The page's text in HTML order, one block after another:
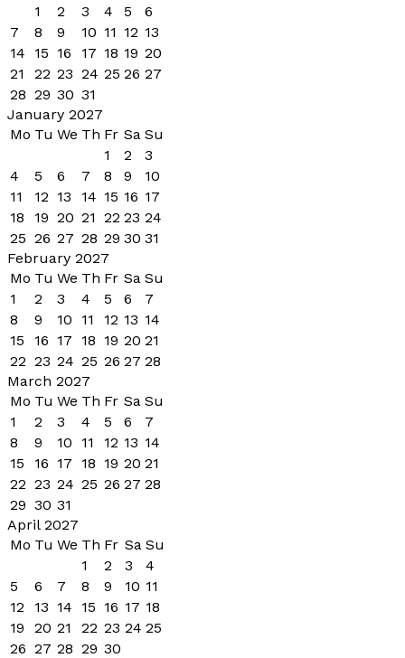
1
2 3 4 5
6
7
8 9 10 11 12 13
14
15 16 17 18 19 20
21
22 23 24 25 26 27
28 29 30 31
January 2027
Mo Tu We Th Fr Sa Su
1
2
3
4
5 6 7 8 9
10
11
12 13 14 15 16 17
18
19 20 21 22 23 24
25 26 27 28 29 30 31
February 2027
Mo Tu We Th Fr Sa Su
1
2 3 4 5 6
7
8
9 10 11 12 13 14
15
16 17 18 19 20 21
22 23 24 25 26 27 28
March 2027
Mo Tu We Th Fr Sa Su
1
2 3 4 5 6
7
8
9 10 11 12 13 14
15
16 17 18 19 20 21
22 23 24 25 26 27 28
29 30 31
April 2027
Mo Tu We Th Fr Sa Su
1
2 3
4
5
6 7 8 9 10 11
12
13 14 15 16 17 18
19
20 21 22 23 24 25
26 27 28 29 30